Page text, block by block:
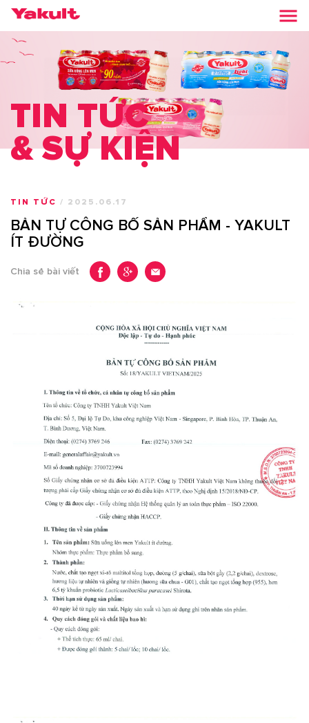
TIN TỨC
& SỰ KIỆN
TIN TỨC / 2025.06.17
BẢN TỰ CÔNG BỐ SẢN PHẨM - YAKULT
ÍT ĐƯỜNG
Chia sẻ bài viết